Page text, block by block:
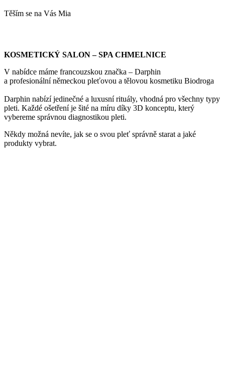
Těším se na Vás Mia
KOSMETICKÝ SALON – SPA CHMELNICE
V nabídce máme francouzskou značka – Darphin
a profesionální německou pleťovou a tělovou kosmetiku Biodroga
Darphin nabízí jedinečné a luxusní rituály, vhodná pro všechny typy
pleti. Každé ošetření je šité na míru díky 3D konceptu, který
vybereme správnou diagnostikou pleti.
Někdy možná nevíte, jak se o svou pleť správně starat a jaké
produkty vybrat.